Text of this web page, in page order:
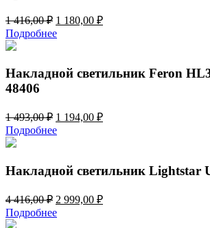
1 416,00₽ Первоначальная
цена
составляла
416,00 ₽.
1 180,00 ₽Текущая
Подробнее
Накладной светильник Feron
48406
1 493,00₽ Первоначальная
цена
составляла
493,00 ₽.
1 194,00 ₽Текущая
Подробнее
Накладной светильник Lightstar
4 416,00₽ Первоначальная
цена
составляла
2 999,00 ₽Текущая
Подробнее